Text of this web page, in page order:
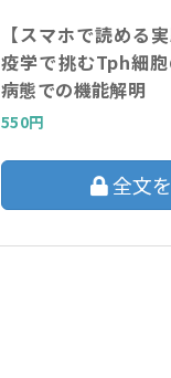
【スマホで読める
疫学で挑むTph細
病態での機能解明
550円
全文